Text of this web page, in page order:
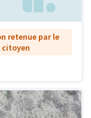
retenue par le